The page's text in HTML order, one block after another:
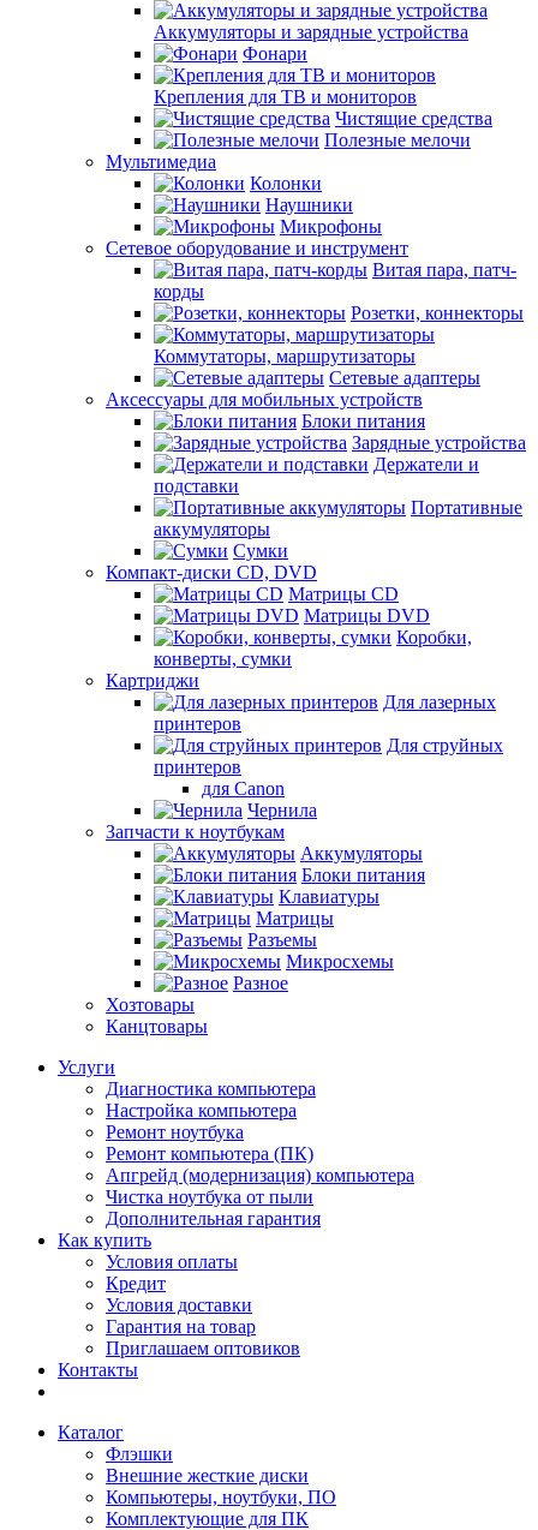
Аккумуляторы и зарядные устройства
Фонари
Крепления для ТВ и мониторов
Чистящие средства
Полезные мелочи
Мультимедиа
Колонки
Наушники
Микрофоны
Сетевое оборудование и инструмент
Витая пара, патч-
корды
Розетки, коннекторы
Коммутаторы, маршрутизаторы
Сетевые адаптеры
Аксессуары для мобильных устройств
Блоки питания
Зарядные устройства
Держатели и
подставки
Портативные
аккумуляторы
Сумки
Компакт-диски CD, DVD
Матрицы CD
Матрицы DVD
Коробки,
конверты, сумки
Картриджи
Для лазерных
принтеров
Для струйных
принтеров
для Canon
Чернила
Запчасти к ноутбукам
Аккумуляторы
Блоки питания
Клавиатуры
Матрицы
Разъемы
Микросхемы
Разное
Хозтовары
Канцтовары
Услуги
Диагностика компьютера
Настройка компьютера
Ремонт ноутбука
Ремонт компьютера (ПК)
Апгрейд (модернизация) компьютера
Чистка ноутбука от пыли
Дополнительная гарантия
Как купить
Условия оплаты
Кредит
Условия доставки
Гарантия на товар
Приглашаем оптовиков
Контакты
Каталог
Флэшки
Внешние жесткие диски
Компьютеры, ноутбуки, ПО
Комплектующие для ПК